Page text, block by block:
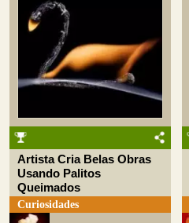
Artista Cria Belas Obras
Usando Palitos
Queimados
Curiosidades